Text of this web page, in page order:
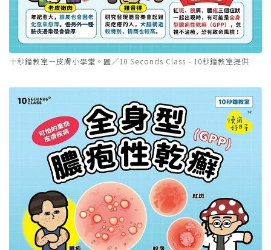
十秒鐘教室－皮膚小學堂。圖／10 Seconds Class - 10秒鐘教室提供